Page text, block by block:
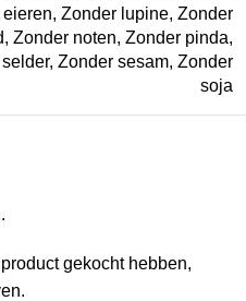
, Zonder lupine, Zonder
, Zonder noten, Zonder pinda,
, Zonder sesam, Zonder
soja
gekocht hebben,